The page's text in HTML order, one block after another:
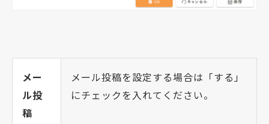
メー
ル投
稿
メール投稿を設定する場合は「する」
にチェックを入れてください。